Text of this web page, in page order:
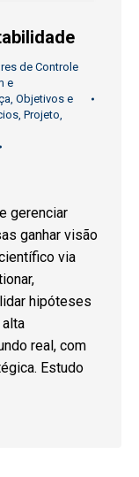
de Controle
e
Objetivos e
Projeto
gerenciar
ganhar visão
via
hipóteses
real, com
Estudo